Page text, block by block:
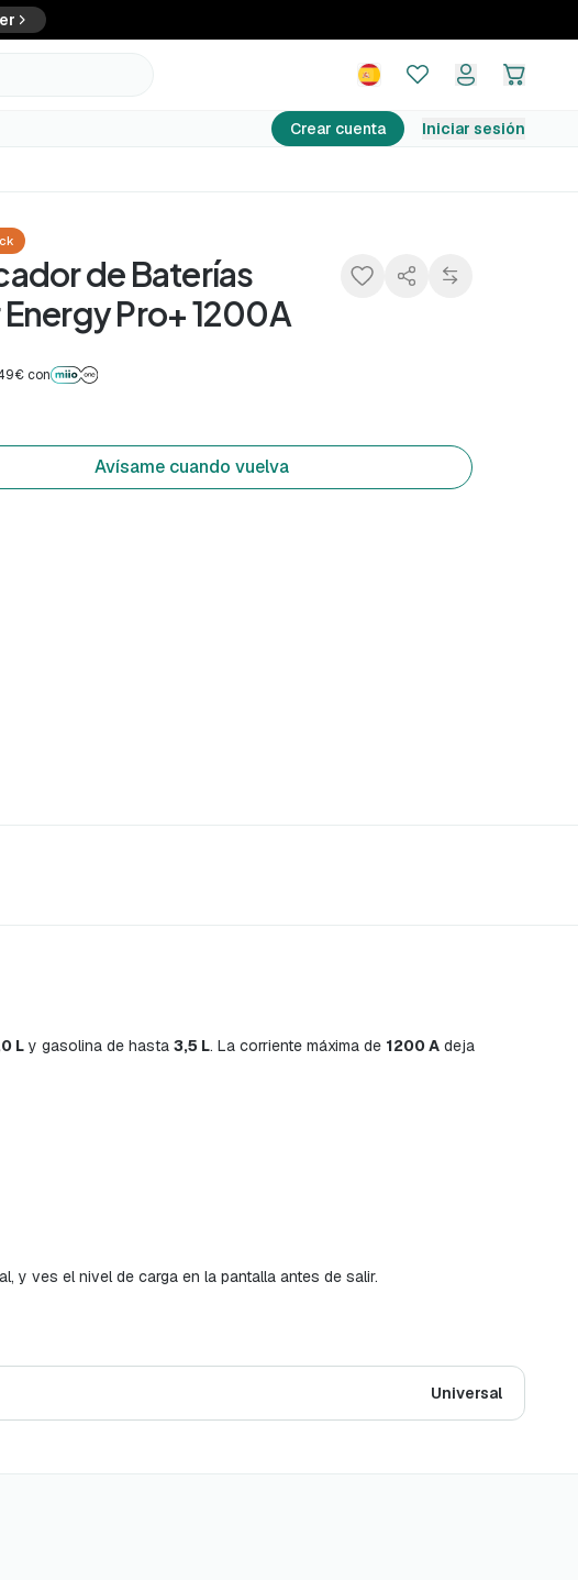
Crear cuenta Iniciar sesión
Avísame cuando vuelva
de Baterías
Pro+ 1200A
con
Avísame cuando vuelva
L y gasolina de hasta 3,5 L. La corriente máxima de 1200 A deja
y ves el nivel de carga en la pantalla antes de salir.
Universal